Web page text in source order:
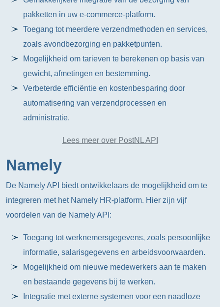
pakketten in uw e-commerce-platform.
Toegang tot meerdere verzendmethoden en services,
zoals avondbezorging en pakketpunten.
Mogelijkheid om tarieven te berekenen op basis van
gewicht, afmetingen en bestemming.
Verbeterde efficiëntie en kostenbesparing door
automatisering van verzendprocessen en
administratie.
Lees meer over PostNL API
Namely
De Namely API biedt ontwikkelaars de mogelijkheid om te
integreren met het Namely HR-platform. Hier zijn vijf
voordelen van de Namely API:
Toegang tot werknemersgegevens, zoals persoonlijke
informatie, salarisgegevens en arbeidsvoorwaarden.
Mogelijkheid om nieuwe medewerkers aan te maken
en bestaande gegevens bij te werken.
Integratie met externe systemen voor een naadloze